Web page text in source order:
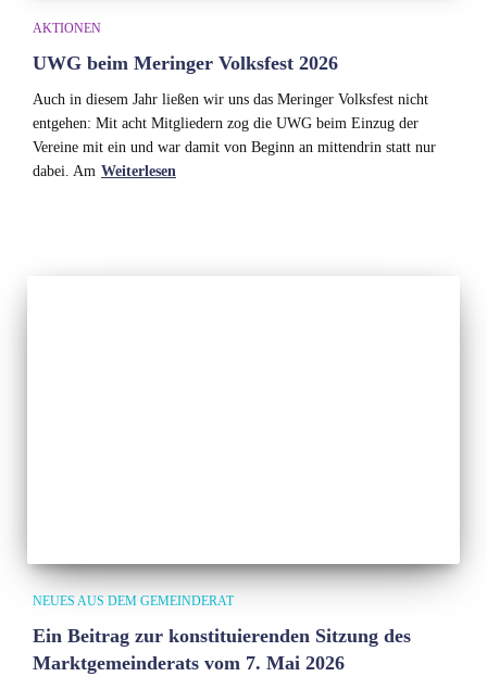
AKTIONEN
UWG beim Meringer Volksfest 2026
Auch in diesem Jahr ließen wir uns das Meringer Volksfest nicht
entgehen: Mit acht Mitgliedern zog die UWG beim Einzug der
Vereine mit ein und war damit von Beginn an mittendrin statt nur
dabei. Am Weiterlesen
NEUES AUS DEM GEMEINDERAT
Ein Beitrag zur konstituierenden Sitzung des
Marktgemeinderats vom 7. Mai 2026